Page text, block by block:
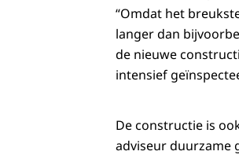
“Omdat het
langer dan
de nieuwe
intensief
De constructie is
adviseur duurzame